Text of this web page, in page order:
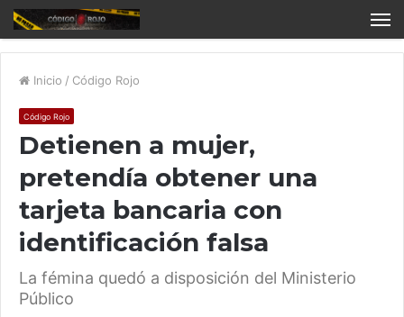
Inicio / Código Rojo
Código Rojo
Detienen a mujer,
pretendía obtener una
tarjeta bancaria con
identificación falsa
La fémina quedó a disposición del Ministerio
Público